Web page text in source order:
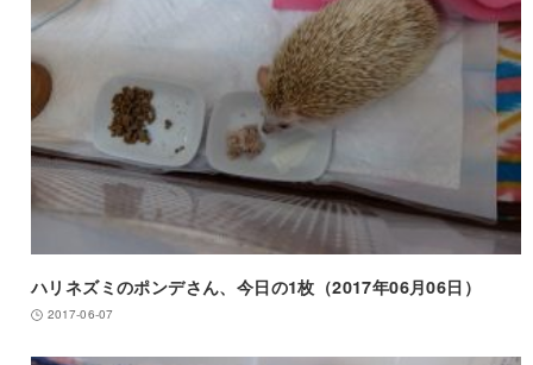
ハリネズミのポンデさん、今日の1枚（2017年06月06日）
2017-06-07